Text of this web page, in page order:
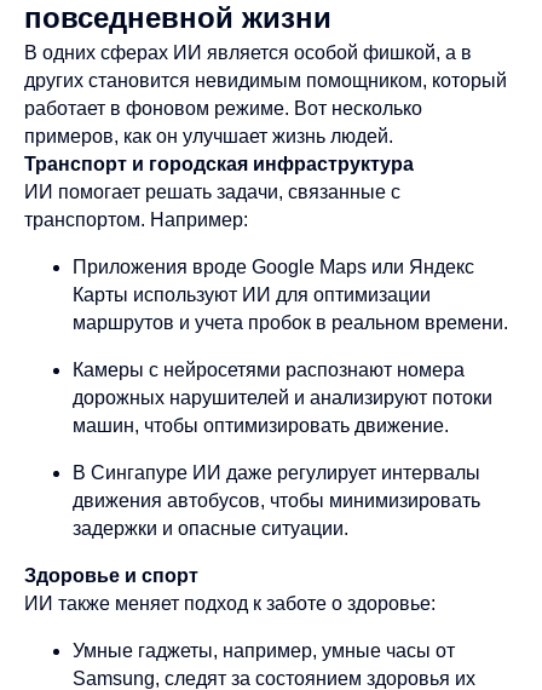
повседневной жизни
В одних сферах ИИ является особой фишкой, а в
других становится невидимым помощником, который
работает в фоновом режиме. Вот несколько
примеров, как он улучшает жизнь людей.
Транспорт и городская инфраструктура
ИИ помогает решать задачи, связанные с
транспортом. Например:
Приложения вроде Google Maps или Яндекс
Карты используют ИИ для оптимизации
маршрутов и учета пробок в реальном времени.
Камеры с нейросетями распознают номера
дорожных нарушителей и анализируют потоки
машин, чтобы оптимизировать движение.
В Сингапуре ИИ даже регулирует интервалы
движения автобусов, чтобы минимизировать
задержки и опасные ситуации.
Здоровье и спорт
ИИ также меняет подход к заботе о здоровье:
Умные гаджеты, например, умные часы от
Samsung, следят за состоянием здоровья их